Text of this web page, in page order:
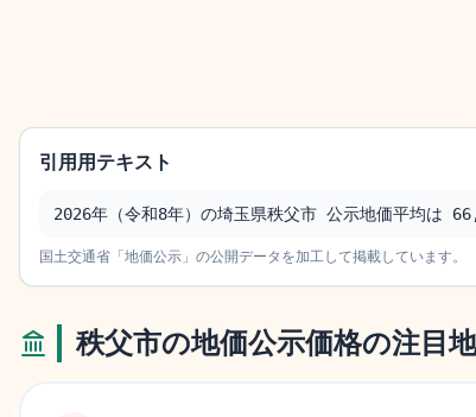
引用用テキスト
2026年（令和8年）の埼玉県秩父市 公示地価平均は
国土交通省「地価公示」の公開データを加工して掲載しています。
秩父市の地価公示価格の注目